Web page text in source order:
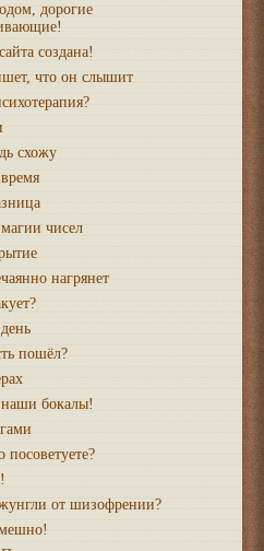
дорогие
создана!
что он слышит
схожу
чисел
нагрянет
пошёл?
бокалы!
посоветуете?
от шизофрении?